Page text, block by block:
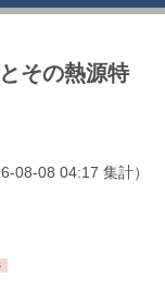
その熱源特
08-08 04:17 集計）